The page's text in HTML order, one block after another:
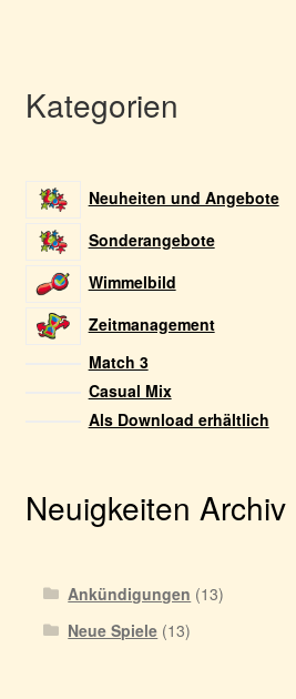
Kategorien
Neuheiten und Angebote
Sonderangebote
Wimmelbild
Zeitmanagement
Match 3
Casual Mix
Als Download erhältlich
Neuigkeiten Archiv
Ankündigungen (13)
Neue Spiele (13)